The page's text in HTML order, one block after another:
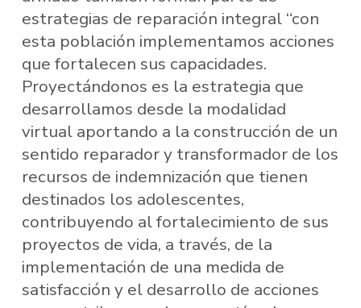
estrategias de reparación integral “con
esta población implementamos acciones
que fortalecen sus capacidades.
Proyectándonos es la estrategia que
desarrollamos desde la modalidad
virtual aportando a la construcción de un
sentido reparador y transformador de los
recursos de indemnización que tienen
destinados los adolescentes,
contribuyendo al fortalecimiento de sus
proyectos de vida, a través, de la
implementación de una medida de
satisfacción y el desarrollo de acciones